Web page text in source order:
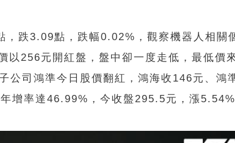
跌3.09點，跌幅0.02%，觀察機器人相關
以256元開紅盤，盤中卻一度走低，最低價
司鴻準今日股價翻紅，鴻海收146元、鴻
增率達46.99%，今收盤295.5元，漲5.54%